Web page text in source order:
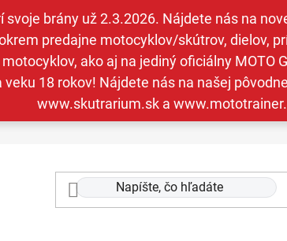
brány už 2.3.2026. Nájdete nás na
predajne motocyklov/skútrov, dielov,
ako aj na jediný oficiálny MOTO
18 rokov! Nájdete nás na našej
www.skutrarium.sk a